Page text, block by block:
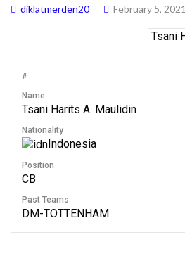
diklatmerden20 February 5, 2021
#
Name
Tsani Harits A. Maulidin
Nationality
Indonesia
Position
CB
Past Teams
DM-TOTTENHAM